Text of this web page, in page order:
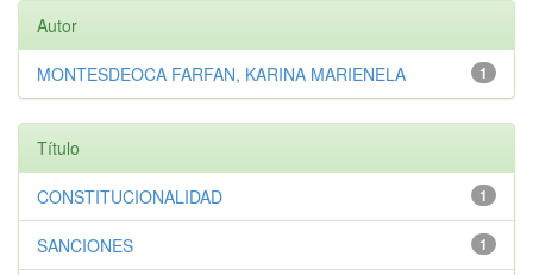
Autor
1
MONTESDEOCA FARFAN, KARINA MARIENELA
Título
1
CONSTITUCIONALIDAD
1
SANCIONES